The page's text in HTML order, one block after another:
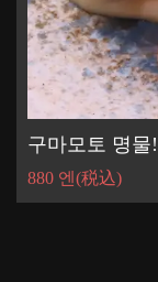
구마모토 명
880 엔 (税込)